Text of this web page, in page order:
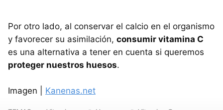
Por otro lado, al conservar el calcio en el organismo
y favorecer su asimilación, consumir vitamina C
es una alternativa a tener en cuenta si queremos
proteger nuestros huesos.
Imagen | Kanenas.net